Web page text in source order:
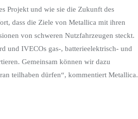
Projekt und wie sie die Zukunft des
dass die Ziele von Metallica mit ihren
von schweren Nutzfahrzeugen steckt.
und IVECOs gas-, batterieelektrisch- und
Gemeinsam können wir dazu
teilhaben dürfen“, kommentiert Metallica.